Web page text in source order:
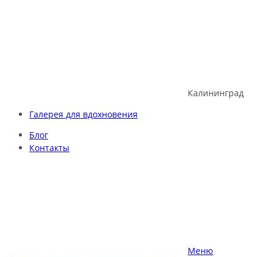
Калининград
Галерея для вдохновения
Блог
Контакты
Меню